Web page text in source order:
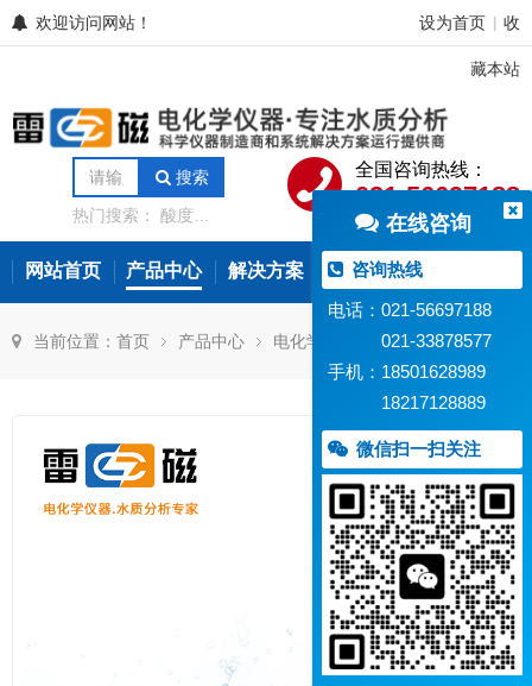
欢迎访问网站！ 设为首页 收
藏本站
搜索
热门搜索：酸度计
分析仪
微量水分分
析仪
氨氮测定仪
全国咨询热线：
021-56697188
网站首页 产品中心 解决方案 常见问题
当前位置： 首页 产品中心 电化学传感器 离子选择性电极
在线咨询
咨询热线
电话：021-56697188
021-33878577
手机：18501628989
18217128889
微信扫一扫关注